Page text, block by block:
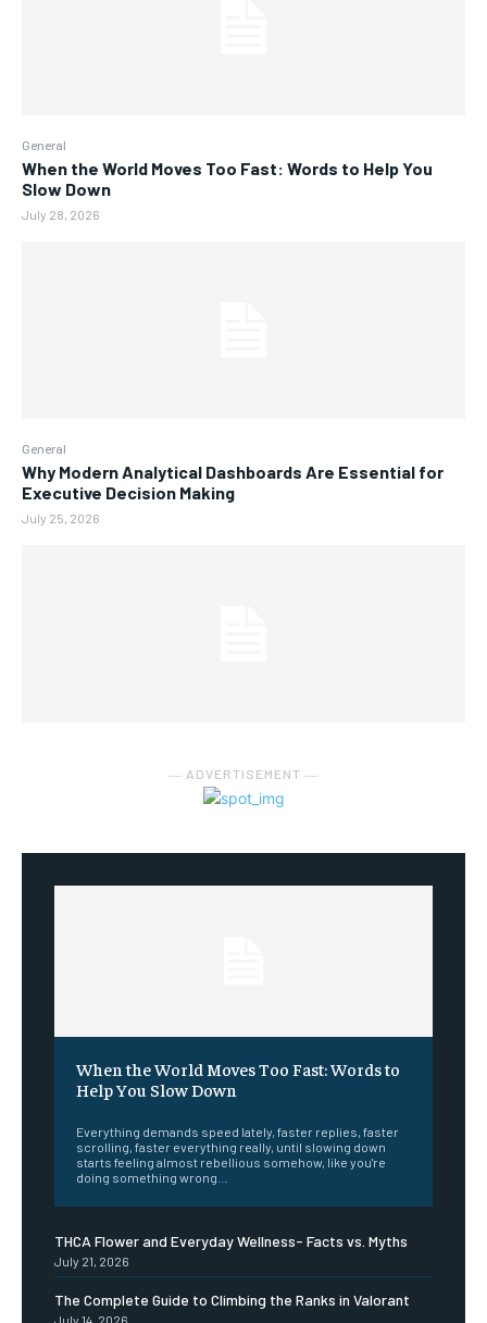
General
When the World Moves Too Fast: Words to Help You
Slow Down
July 28, 2026
General
Why Modern Analytical Dashboards Are Essential for
Executive Decision Making
July 25, 2026
― ADVERTISEMENT ―
When the World Moves Too Fast: Words to
Help You Slow Down
Everything demands speed lately, faster replies, faster
scrolling, faster everything really, until slowing down
starts feeling almost rebellious somehow, like you're
doing something wrong...
THCA Flower and Everyday Wellness- Facts vs. Myths
July 21, 2026
The Complete Guide to Climbing the Ranks in Valorant